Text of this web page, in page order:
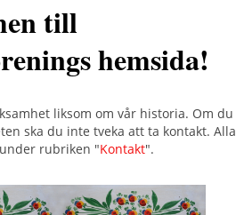
till
hemsida!
liksom om vår historia. Om du
ska du inte tveka att ta kontakt. Alla
rubriken "Kontakt".